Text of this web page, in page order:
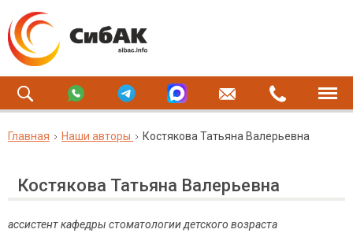
Главная Наши авторы Костякова Татьяна Валерьевна
Костякова Татьяна Валерьевна
ассистент кафедры стоматологии детского возраста